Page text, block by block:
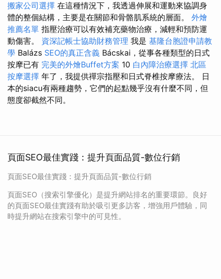
搬家公司選擇 在這種情況下，我透過伸展和運動來協調身
體的整個結構，主要是在關節和骨骼肌系統的層面。 外燴
推薦名單 指壓治療可以有效補充藥物治療，減輕和預防運
動傷害。 資深記帳士協助財務管理 我是 基隆台胞證申請教
學 Balázs SEO的真正含義 Bácskai，從事各種類型的日式
按摩已有 完美的外燴Buffet方案 10 白內障治療選擇 北區
按摩選擇 年了，我提供禪宗指壓和日式脊椎按摩療法。 日
本的siacu有兩種趨勢，它們的起點幾乎沒有什麼不同，但
態度卻截然不同。
頁面SEO最佳實踐：提升頁面品質-數位行銷
頁面SEO最佳實踐：提升頁面品質-數位行銷
頁面SEO（搜索引擎優化）是提升網站排名的重要環節。良好
的頁面SEO最佳實踐有助於吸引更多訪客，增強用戶體驗，同
時提升網站在搜索引擎中的可見性。